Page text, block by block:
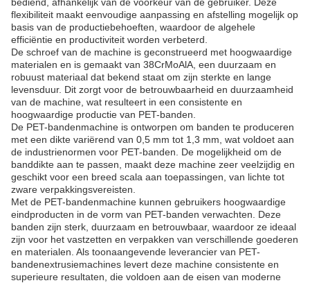
flexibiliteit maakt eenvoudige aanpassing en afstelling mogelijk op
basis van de productiebehoeften, waardoor de algehele
efficiëntie en productiviteit worden verbeterd.
De schroef van de machine is geconstrueerd met hoogwaardige
materialen en is gemaakt van 38CrMoAlA, een duurzaam en
robuust materiaal dat bekend staat om zijn sterkte en lange
levensduur. Dit zorgt voor de betrouwbaarheid en duurzaamheid
van de machine, wat resulteert in een consistente en
hoogwaardige productie van PET-banden.
De PET-bandenmachine is ontworpen om banden te produceren
met een dikte variërend van 0,5 mm tot 1,3 mm, wat voldoet aan
de industrienormen voor PET-banden. De mogelijkheid om de
banddikte aan te passen, maakt deze machine zeer veelzijdig en
geschikt voor een breed scala aan toepassingen, van lichte tot
zware verpakkingsvereisten.
Met de PET-bandenmachine kunnen gebruikers hoogwaardige
eindproducten in de vorm van PET-banden verwachten. Deze
banden zijn sterk, duurzaam en betrouwbaar, waardoor ze ideaal
zijn voor het vastzetten en verpakken van verschillende goederen
en materialen. Als toonaangevende leverancier van PET-
bandenextrusiemachines levert deze machine consistente en
superieure resultaten, die voldoen aan de eisen van moderne